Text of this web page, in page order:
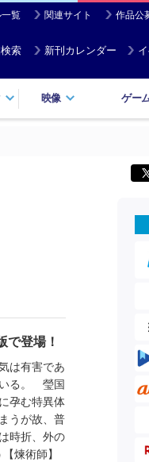
覧 関連サイト 作品公
索 新刊カレンダー
映像 ゲー
で登場！
は有害であ
いる。 瑩国
孕む特異体
うが故、普
時折、外の
煉術師】